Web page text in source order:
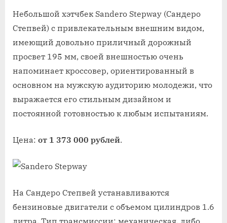
Небольшой хэтчбек Sandero Stepway (Сандеро
Степвей) с привлекательным внешним видом,
имеющий довольно приличный дорожный
просвет 195 мм, своей внешностью очень
напоминает кроссовер, ориентированный в
основном на мужскую аудиторию молодежи, что
выражается его стильным дизайном и
постоянной готовностью к любым испытаниям.
Цена: от 1 373 000 рублей.
На Сандеро Степвей устанавливаются
бензиновые двигатели с объемом цилиндров 1.6
литра. Тип трансмиссии: механическая, либо